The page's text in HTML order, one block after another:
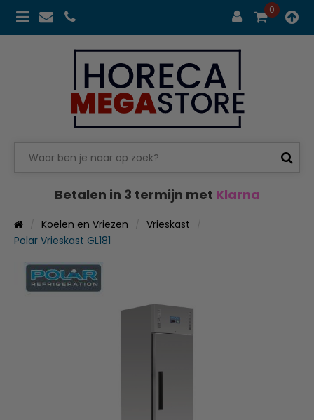
0
Betalen in 3 termijn met Klarna
Koelen en Vriezen
Vrieskast
Polar Vrieskast GL181